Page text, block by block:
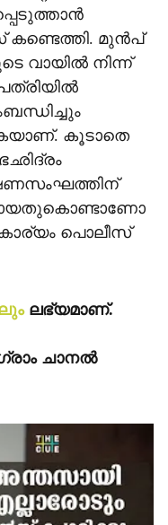
കണ്ടെത്തി. മുന്‍പ്
വായില്‍ നിന്ന്
കൂടാതെ
കാര്യം പൊലീസ്
ലഭ്യമാണ്.
ചാനല്‍